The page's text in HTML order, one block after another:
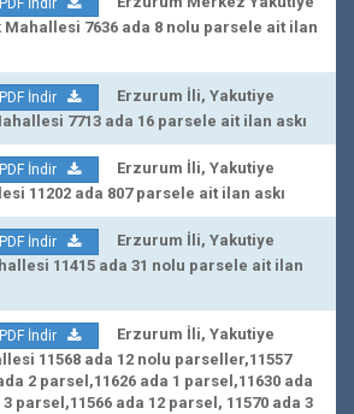
İndir
7636 ada 8 nolu parsele ait ilan
İndir
Erzurum İli, Yakutiye
7713 ada 16 parsele ait ilan askı
İndir
Erzurum İli, Yakutiye
11202 ada 807 parsele ait ilan askı
İndir
Erzurum İli, Yakutiye
11415 ada 31 nolu parsele ait ilan
İndir
Erzurum İli, Yakutiye
11568 ada 12 nolu parseller,11557
2 parsel,11626 ada 1 parsel,11630 ada
parsel,11566 ada 12 parsel, 11570 ada 3